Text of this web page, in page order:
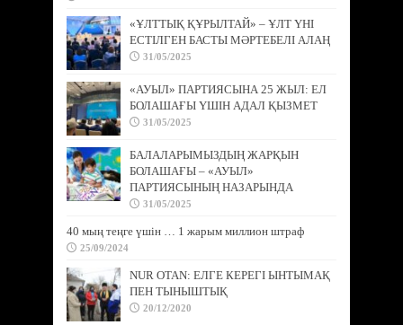
«ҰЛТТЫҚ ҚҰРЫЛТАЙ» – ҰЛТ ҮНІ
ЕСТІЛГЕН БАСТЫ МӘРТЕБЕЛІ АЛАҢ
31/05/2025
«АУЫЛ» ПАРТИЯСЫНА 25 ЖЫЛ: ЕЛ
БОЛАШАҒЫ ҮШІН АДАЛ ҚЫЗМЕТ
31/05/2025
БАЛАЛАРЫМЫЗДЫҢ ЖАРҚЫН
БОЛАШАҒЫ – «АУЫЛ»
ПАРТИЯСЫНЫҢ НАЗАРЫНДА
31/05/2025
40 мың теңге үшін … 1 жарым миллион штраф
25/09/2024
NUR OTAN: ЕЛГЕ КЕРЕГІ ЫНТЫМАҚ
ПЕН ТЫНЫШТЫҚ
20/12/2020